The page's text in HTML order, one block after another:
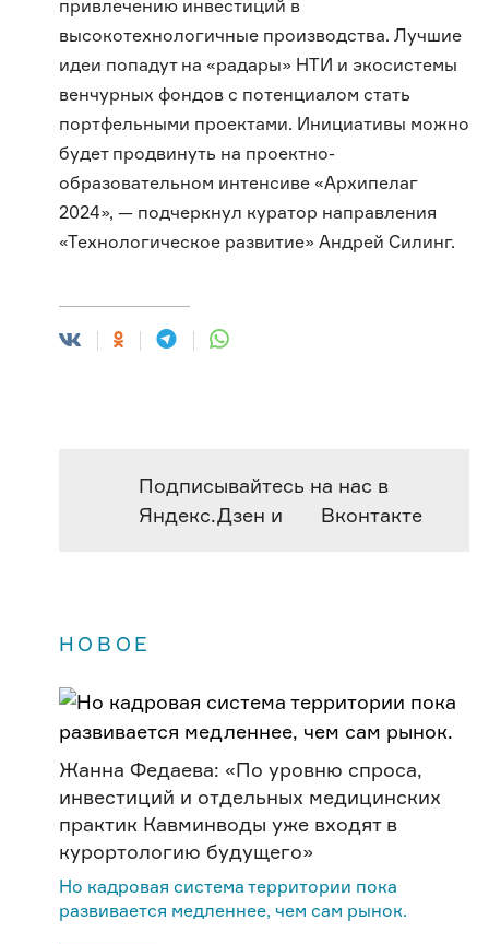
привлечению инвестиций в
высокотехнологичные производства. Лучшие
идеи попадут на «радары» НТИ и экосистемы
венчурных фондов с потенциалом стать
портфельными проектами. Инициативы можно
будет продвинуть на проектно-
образовательном интенсиве «Архипелаг
2024», — подчеркнул куратор направления
«Технологическое развитие» Андрей Силинг.
Подписывайтесь на нас в
Яндекс.Дзен и Вконтакте
НОВОЕ
Жанна Федаева: «По уровню спроса,
инвестиций и отдельных медицинских
практик Кавминводы уже входят в
курортологию будущего»
Но кадровая система территории пока
развивается медленнее, чем сам рынок.